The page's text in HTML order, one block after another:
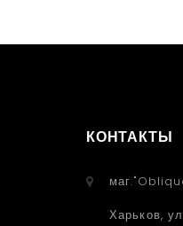
КОНТАКТЫ
Харьков,